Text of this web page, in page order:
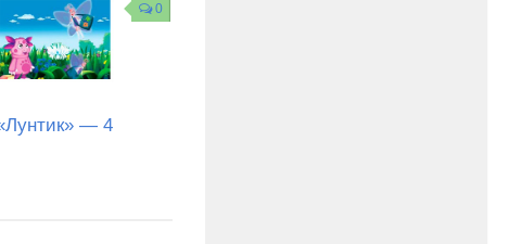
0
— 4